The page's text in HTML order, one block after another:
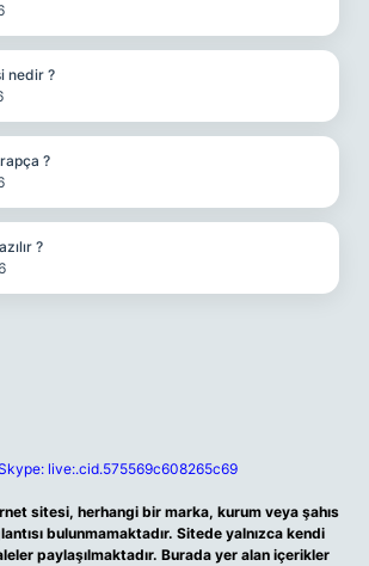
nedir ?
?
?
live:.cid.575569c608265c69
sitesi, herhangi bir marka, kurum veya şahıs
bulunmamaktadır. Sitede yalnızca kendi
paylaşılmaktadır. Burada yer alan içerikler